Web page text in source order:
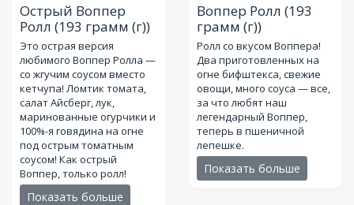
Острый Воппер
Ролл (193 грамм (г))
Это острая версия
любимого Воппер Ролла —
со жгучим соусом вместо
кетчупа! Ломтик томата,
салат Айсберг, лук,
маринованные огурчики и
100%-я говядина на огне
под острым томатным
соусом! Как острый
Воппер, только ролл!
Показать больше
Воппер Ролл (193
грамм (г))
Ролл со вкусом Воппера!
Два приготовленных на
огне бифштекса, свежие
овощи, много соуса — все,
за что любят наш
легендарный Воппер,
теперь в пшеничной
лепешке.
Показать больше